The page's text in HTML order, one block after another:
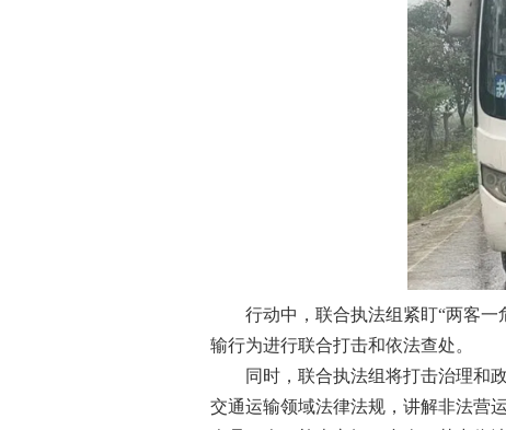
行动中，联合执法组紧盯“两客一
输行为进行联合打击和依法查处。
同时，联合执法组将打击治理和政
交通运输领域法律法规，讲解非法营